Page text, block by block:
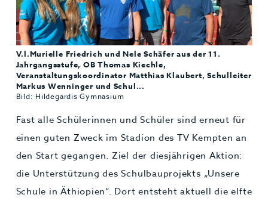
V.l.Murielle Friedrich und Nele Schäfer aus der 11.
Jahrgangsstufe, OB Thomas Kiechle,
Veranstaltungskoordinator Matthias Klaubert, Schulleiter
Markus Wenninger und Schul...
Bild: Hildegardis Gymnasium
Fast alle Schülerinnen und Schüler sind erneut für
einen guten Zweck im Stadion des TV Kempten an
den Start gegangen. Ziel der diesjährigen Aktion:
die Unterstützung des Schulbauprojekts „Unsere
Schule in Äthiopien“. Dort entsteht aktuell die elfte